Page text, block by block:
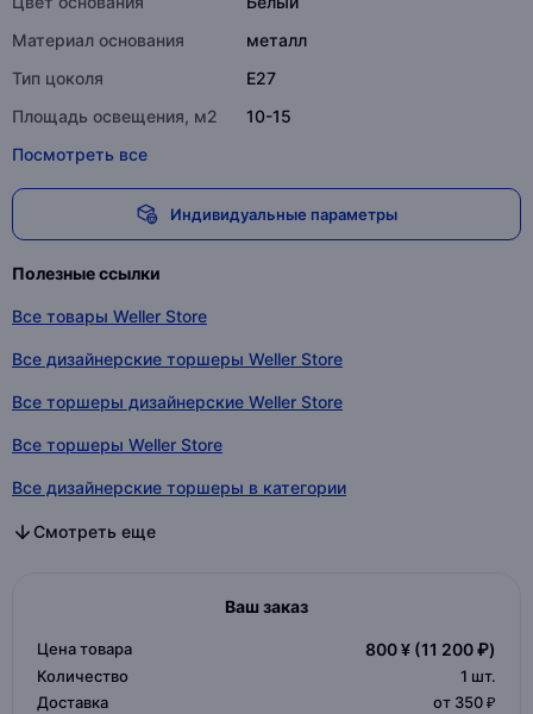
Материал основания
металл
Тип цоколя
E27
Площадь освещения, м2
10-15
Посмотреть все
Индивидуальные параметры
Полезные ссылки
Все товары Weller Store
Все дизайнерские торшеры Weller Store
Все торшеры дизайнерские Weller Store
Все торшеры Weller Store
Все дизайнерские торшеры в категории
Все торшеры дизайнерские в категории
Все торшеры в категории
Смотреть еще
Ваш заказ
Цена товара 800 ¥ (11 200 ₽)
Количество 1 шт.
Доставка
от 350 ₽